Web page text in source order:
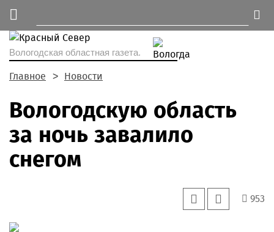
Вологодская областная газета.
Главное Новости
Вологодскую область
за ночь завалило
снегом
953